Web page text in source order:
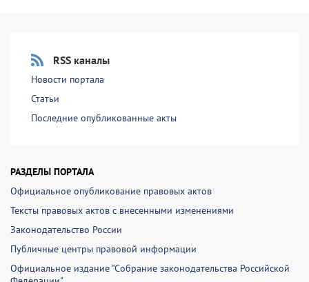
RSS каналы
Новости портала
Статьи
Последние опубликованные акты
РАЗДЕЛЫ ПОРТАЛА
Официальное опубликование правовых актов
Тексты правовых актов с внесенными изменениями
Законодательство России
Публичные центры правовой информации
Официальное издание "Собрание законодательства Российской